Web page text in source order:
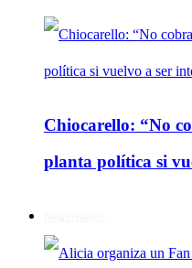
Chiocarello: “No
planta política si